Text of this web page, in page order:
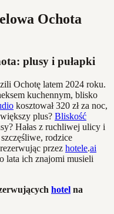
Ochota
plusy i pułapki
Ochotę latem 2024 roku.
kuchennym, blisko
kosztował 320 zł za noc,
plus? Bliskość
Hałas z ruchliwej ulicy i
rodzice
przez hotele.ai
lata ich znajomi musieli
hotel na